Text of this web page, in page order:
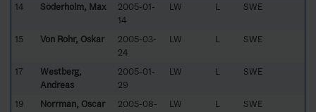
14 Söderholm, Max
2005-01-
14
LW L SWE
15 Von Rohr, Oskar
2005-03-
24
LW L SWE
17
Westberg,
Andreas
2005-01-
29
LW L SWE
19 Norrman, Oscar
2005-08-
LW L SWE